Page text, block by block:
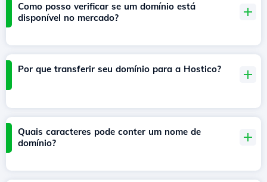
Como posso verificar se um domínio está
disponível no mercado?
Por que transferir seu domínio para a Hostico?
Quais caracteres pode conter um nome de
domínio?